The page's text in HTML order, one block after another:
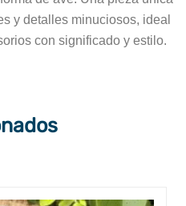
y detalles minuciosos, ideal
con significado y estilo.